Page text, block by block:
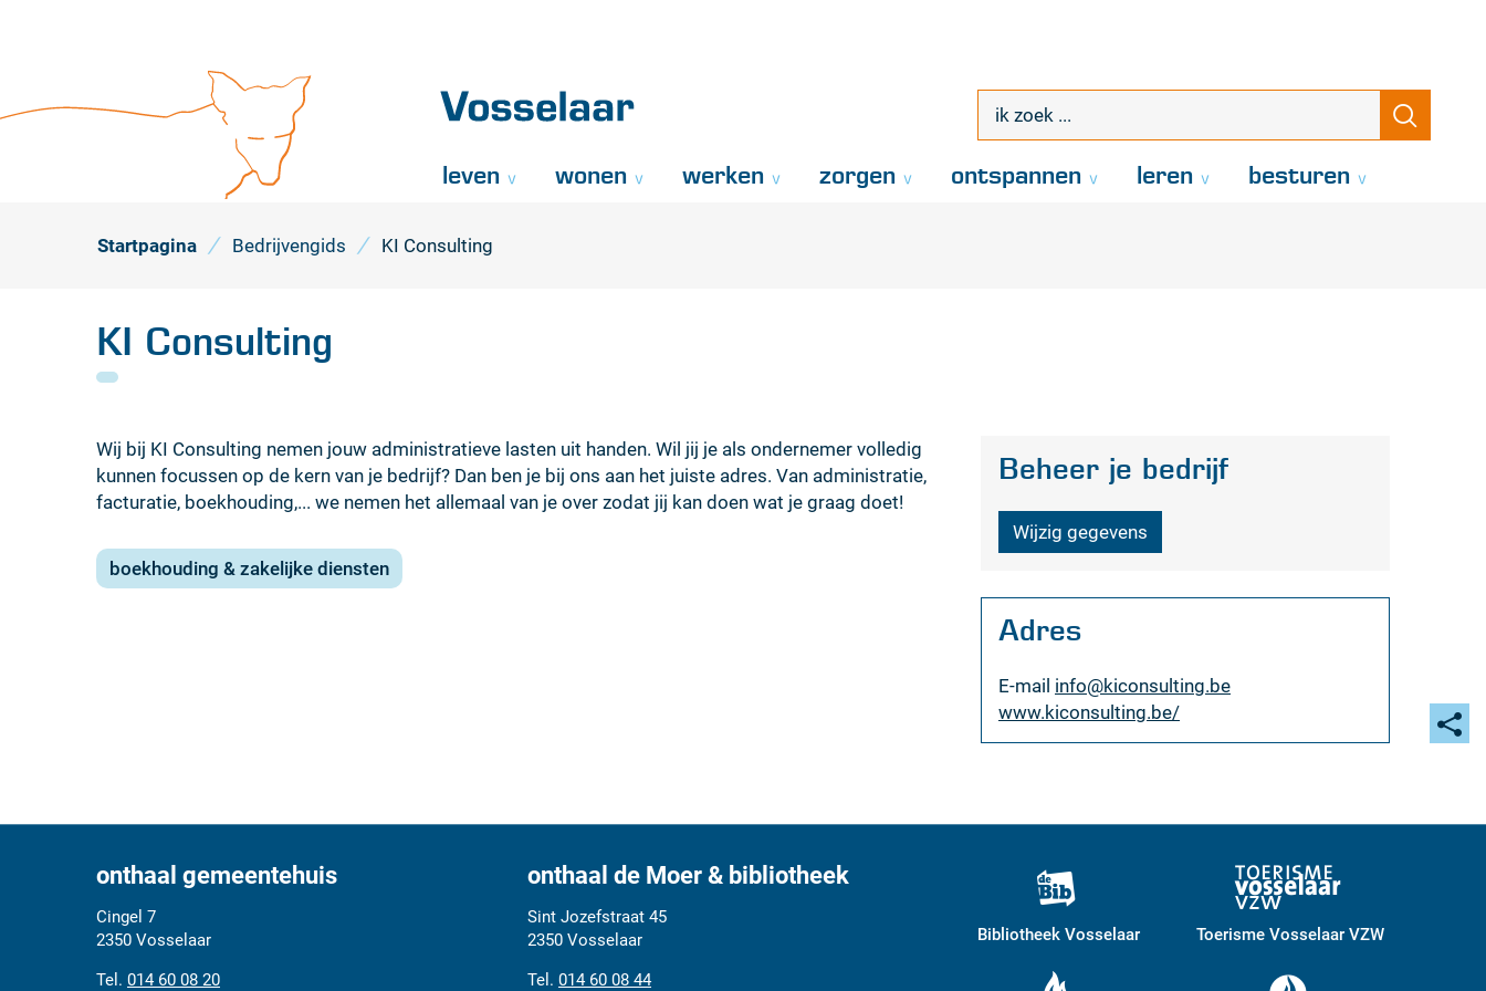
Vosselaar
zoek
leven wonen werken zorgen ontspannen leren besturen
Startpagina Bedrijvengids KI Consulting
KI Consulting
Wij bij KI Consulting nemen jouw administratieve lasten uit handen. Wil jij je als ondernemer volledig
kunnen focussen op de kern van je bedrijf? Dan ben je bij ons aan het juiste adres. Van administratie,
facturatie, boekhouding,... we nemen het allemaal van je over zodat jij kan doen wat je graag doet!
boekhouding & zakelijke diensten
Beheer je bedrijf
Wijzig gegevens
Adres
E-
mail
info@kiconsulting.be
Website
www.kiconsulting.be/
onthaal gemeentehuis
Adres
Cingel 7
2350 Vosselaar
Tel.
014 60 08 20
E-
mail
onthaal de Moer & bibliotheek
Adres
Sint Jozefstraat 45
2350 Vosselaar
Tel.
014 60 08 44
E-
mail
Bibliotheek Vosselaar Toerisme Vosselaar VZW